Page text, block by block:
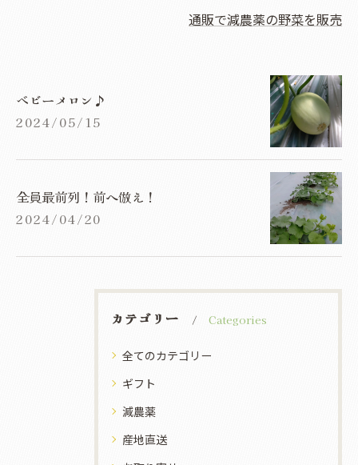
通販で減農薬の野菜を販売
ベビーメロン♪
2024/05/15
全員最前列！前へ倣え！
2024/04/20
カテゴリー Categories
全てのカテゴリー
ギフト
減農薬
産地直送